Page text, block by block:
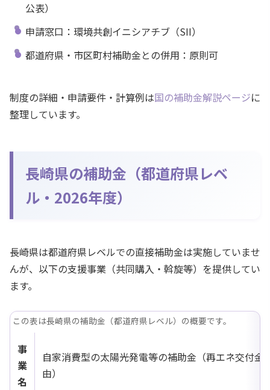
公表）
申請窓口：環境共創イニシアチブ（SII）
都道府県・市区町村補助金との併用：原則可
制度の詳細・申請要件・計算例は国の補助金解説ページに
整理しています。
長崎県の補助金（都道府県レベ
ル・2026年度）
長崎県は都道府県レベルでの直接補助金は実施していませ
んが、以下の支援事業（共同購入・斡旋等）を提供してい
ます。
この表は長崎県の補助金（都道府県レベル）の概要です。
事
業
名
自家消費型の太陽光発電等の補助金（再エネ交付金
由）